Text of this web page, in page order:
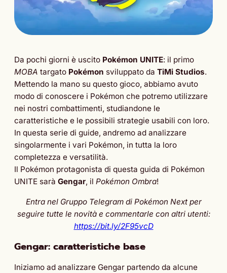
Da pochi giorni è uscito Pokémon UNITE: il primo
MOBA targato Pokémon sviluppato da TiMi Studios.
Mettendo la mano su questo gioco, abbiamo avuto
modo di conoscere i Pokémon che potremo utilizzare
nei nostri combattimenti, studiandone le
caratteristiche e le possibili strategie usabili con loro.
In questa serie di guide, andremo ad analizzare
singolarmente i vari Pokémon, in tutta la loro
completezza e versatilità.
Il Pokémon protagonista di questa guida di Pokémon
UNITE sarà Gengar, il Pokémon Ombra!
Entra nel Gruppo Telegram di Pokémon Next per
seguire tutte le novità e commentarle con altri utenti:
https://bit.ly/2F95vcD
Gengar: caratteristiche base
Iniziamo ad analizzare Gengar partendo da alcune